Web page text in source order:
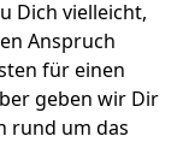
Dich vielleicht,
Anspruch
für einen
geben wir Dir
rund um das